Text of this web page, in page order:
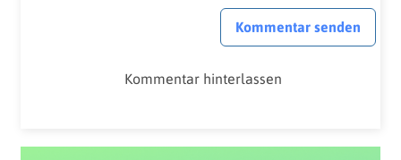
Kommentar senden
Kommentar hinterlassen